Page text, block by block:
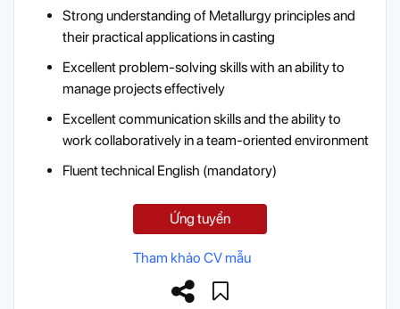
Strong understanding of Metallurgy principles and
their practical applications in casting
Excellent problem-solving skills with an ability to
manage projects effectively
Excellent communication skills and the ability to
work collaboratively in a team-oriented environment
Fluent technical English (mandatory)
Ứng tuyển
Tham khảo CV mẫu